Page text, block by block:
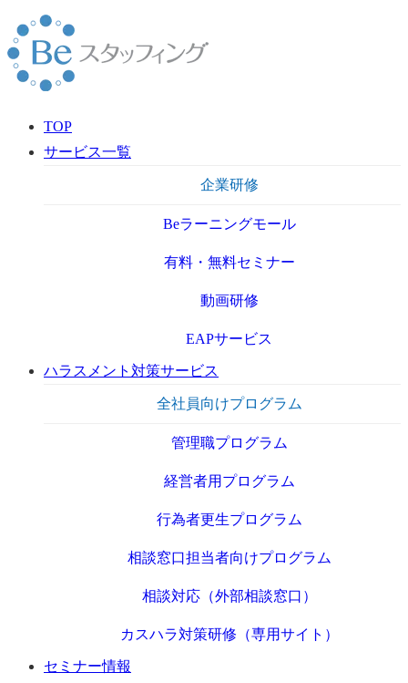
TOP
サービス一覧
企業研修
Beラーニングモール
有料・無料セミナー
動画研修
EAPサービス
ハラスメント対策サービス
全社員向けプログラム
管理職プログラム
経営者用プログラム
行為者更生プログラム
相談窓口担当者向けプログラム
相談対応（外部相談窓口）
カスハラ対策研修（専用サイト）
セミナー情報